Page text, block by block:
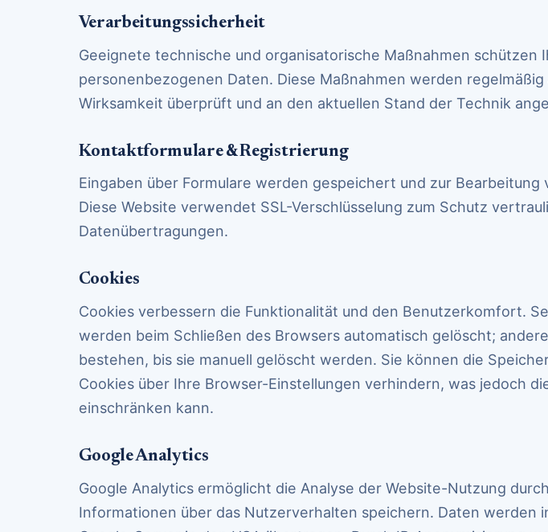
Verarbeitungssicherheit
Geeignete technische und organisatorische Maßnahmen schützen
personenbezogenen Daten. Diese Maßnahmen werden regelmäßig
Wirksamkeit überprüft und an den aktuellen Stand der Technik
Kontaktformulare & Registrierung
Eingaben über Formulare werden gespeichert und zur Bearbeitung
Diese Website verwendet SSL-Verschlüsselung zum Schutz
Datenübertragungen.
Cookies
Cookies verbessern die Funktionalität und den Benutzerkomfort.
werden beim Schließen des Browsers automatisch gelöscht;
bestehen, bis sie manuell gelöscht werden. Sie können die
Cookies über Ihre Browser-Einstellungen verhindern, was jedoch
einschränken kann.
Google Analytics
Google Analytics ermöglicht die Analyse der Website-Nutzung
Informationen über das Nutzerverhalten speichern. Daten werden